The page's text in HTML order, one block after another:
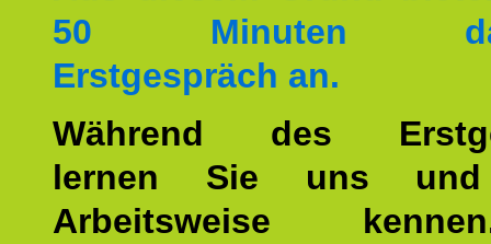
50 Minuten
Erstgespräch an.
Während des
lernen Sie uns und
Arbeitsweise